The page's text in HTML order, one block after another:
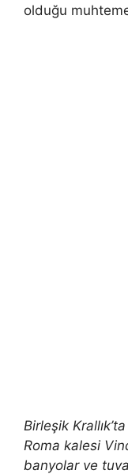
olduğu
Birleşik
Roma kalesi
banyolar ve